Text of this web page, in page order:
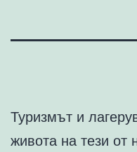
Туризмът и
живота на тези от